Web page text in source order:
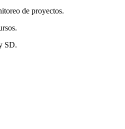
de proyectos.
SD.